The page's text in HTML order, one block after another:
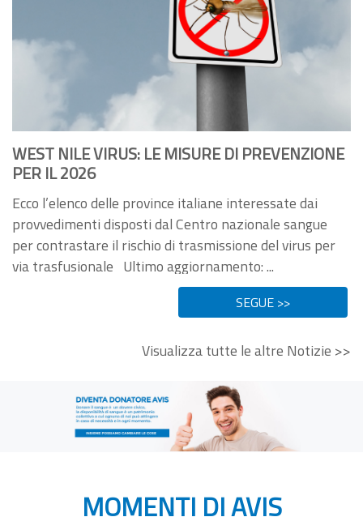
WEST NILE VIRUS: LE MISURE DI PREVENZIONE
PER IL 2026
Ecco l’elenco delle province italiane interessate dai
provvedimenti disposti dal Centro nazionale sangue
per contrastare il rischio di trasmissione del virus per
via trasfusionale Ultimo aggiornamento: ...
SEGUE >>
Visualizza tutte le altre Notizie >>
MOMENTI DI AVIS